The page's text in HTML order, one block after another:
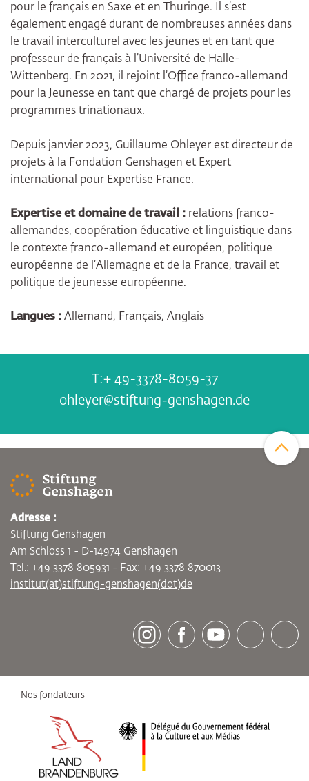
pour le français en Saxe et en Thuringe. Il s’est
également engagé durant de nombreuses années dans
le travail interculturel avec les jeunes et en tant que
professeur de français à l’Université de Halle-
Wittenberg. En 2021, il rejoint l’Office franco-allemand
pour la Jeunesse en tant que chargé de projets pour les
programmes trinationaux.
Depuis janvier 2023, Guillaume Ohleyer est directeur de
projets à la Fondation Genshagen et Expert
international pour Expertise France.
Expertise et domaine de travail : relations franco-
allemandes, coopération éducative et linguistique dans
le contexte franco-allemand et européen, politique
européenne de l’Allemagne et de la France, travail et
politique de jeunesse européenne.
Langues : Allemand, Français, Anglais
+ 49-3378-8059-37
ohleyer@stiftung-genshagen.de
Zum
[socialLinksTitle]
Adresse :
Stiftung Genshagen
Am Schloss 1 - D-14974 Genshagen
Tel.: +49 3378 805931 - Fax: +49 3378 870013
institut(at)stiftung-genshagen(dot)de
Nos fondateurs